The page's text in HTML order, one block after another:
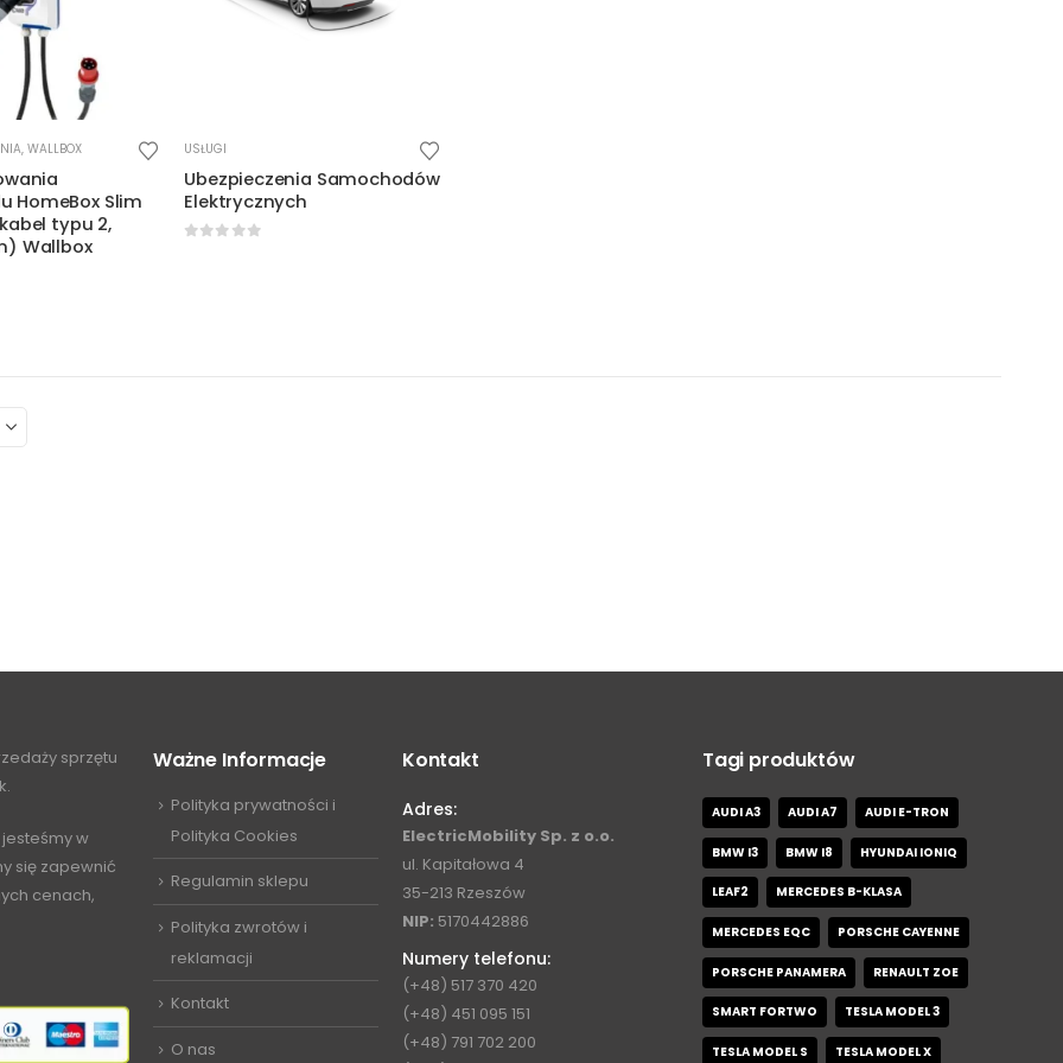
, WALLBOX
HomeBox Slim
typu 2,
Wallbox
USŁUGI
Ubezpieczenia Samochodów
Elektrycznych
sprzętu
w
się zapewnić
cenach,
Ważne Informacje
Polityka prywatności i
Polityka Cookies
Regulamin sklepu
Polityka zwrotów i
reklamacji
Kontakt
O nas
Kontakt
Adres:
ElectricMobility Sp. z o.o.
ul. Kapitałowa 4
35-213 Rzeszów
NIP: 5170442886
Numery telefonu:
(+48) 517 370 420
(+48) 451 095 151
(+48) 791 702 200
Tagi produktów
AUDI A3 AUDI A7 AUDI E-TRON
BMW I3 BMW I8 HYUNDAI IONIQ
LEAF2 MERCEDES B-KLASA
MERCEDES EQC PORSCHE CAYENNE
PORSCHE PANAMERA RENAULT ZOE
SMART FORTWO TESLA MODEL 3
TESLA MODEL S TESLA MODEL X